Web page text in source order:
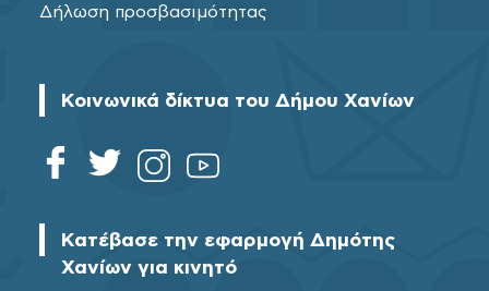
Δήλωση προσβασιμότητας
Κοινωνικά δίκτυα του Δήμου Χανίων
Κατέβασε την εφαρμογή Δημότης
Χανίων για κινητό